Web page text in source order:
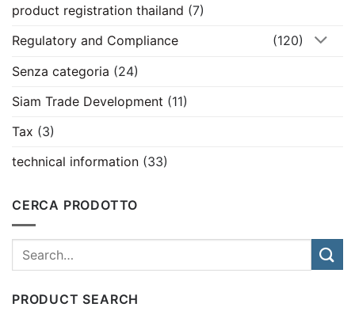
product registration thailand (7)
Regulatory and Compliance
(120)
Senza categoria (24)
Siam Trade Development (11)
Tax (3)
technical information (33)
CERCA PRODOTTO
PRODUCT SEARCH